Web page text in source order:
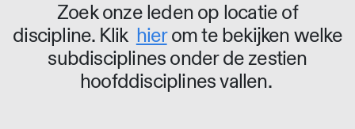
Zoek onze leden op locatie of
discipline. Klik hierom te bekijken welke
subdisciplines onder de zestien
hoofddisciplines vallen.